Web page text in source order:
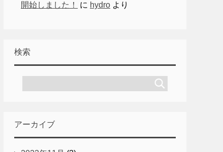
開始しました！
に hydro より
検索
アーカイブ